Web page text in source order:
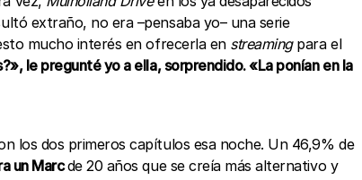
extraño, no era –pensaba yo– una serie
mucho interés en ofrecerla en streaming para el
le pregunté yo a ella, sorprendido. «La ponían en la
los dos primeros capítulos esa noche. Un 46,9% de
un Marcde 20 años que se creía más alternativo y